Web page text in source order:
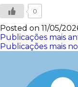
0
Posted on 11/05/
Navegação
por
Publicações mais
Publicações mais